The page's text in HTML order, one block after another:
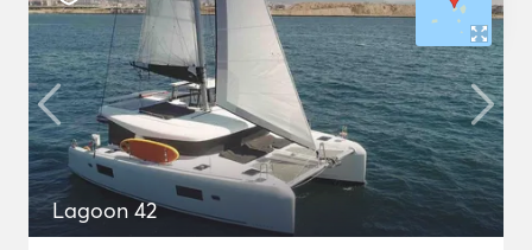
Lagoon 42